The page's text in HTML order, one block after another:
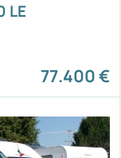
LE
77.400 €